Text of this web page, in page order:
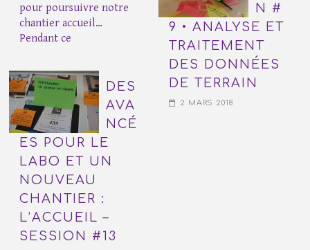
pour poursuivre notre
chantier accueil…
Pendant ce
DES
AVA
NCÉ
ES POUR LE
LABO ET UN
NOUVEAU
CHANTIER :
L’ACCUEIL –
SESSION #13
N #
9 • ANALYSE ET
TRAITEMENT
DES DONNÉES
DE TERRAIN
2 MARS 2018